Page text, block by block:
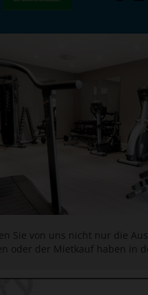
Sie von uns nicht nur die
oder der Mietkauf haben in